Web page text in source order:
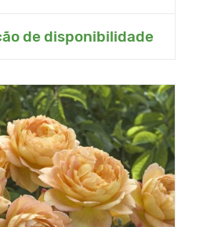
de disponibilidade